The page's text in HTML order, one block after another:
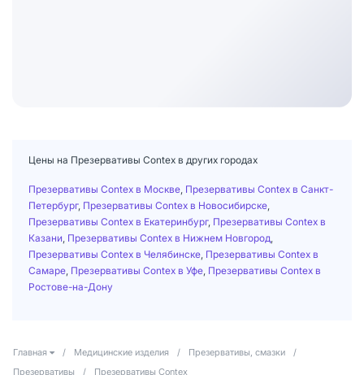
Цены на Презервативы Contex в других городах
Презервативы Contex в Москве Презервативы Contex в Санкт-
Петербург, Презервативы Contex в Новосибирске
Презервативы Contex в Екатеринбург, Презервативы Contex в
Казани Презервативы Contex в Нижнем Новгород
Презервативы Contex в Челябинске Презервативы Contex в
Самаре Презервативы Contex в Уфе Презервативы Contex в
Ростове-на-Дону
Главная / Медицинские изделия / Презервативы, смазки
/
Презервативы
/ Презервативы Contex